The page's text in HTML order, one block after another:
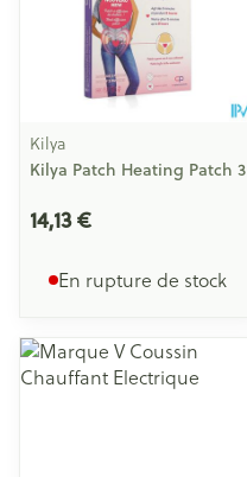
Kilya
Kilya Patch Heating Patch 3
14,13 €
En rupture de stock